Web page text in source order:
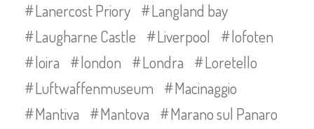
Lanercost Priory
Langland bay
Laugharne Castle
Liverpool
lofoten
loira
london Londra
Loretello
Luftwaffenmuseum
Macinaggio
Mantiva
Mantova
Marano sul Panaro